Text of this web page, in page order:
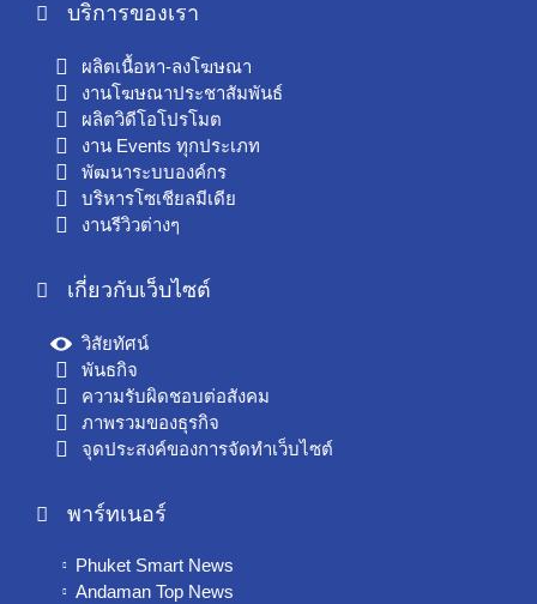
บริการของเรา
ผลิตเนื้อหา-ลงโฆษณา
งานโฆษณาประชาสัมพันธ์
ผลิตวิดีโอโปรโมต
งาน Events ทุกประเภท
พัฒนาระบบองค์กร
บริหารโซเชียลมีเดีย
งานรีวิวต่างๆ
เกี่ยวกับเว็บไซต์
วิสัยทัศน์
พันธกิจ
ความรับผิดชอบต่อสังคม
ภาพรวมของธุรกิจ
จุดประสงค์ของการจัดทำเว็บไซต์
พาร์ทเนอร์
Phuket Smart News
Andaman Top News